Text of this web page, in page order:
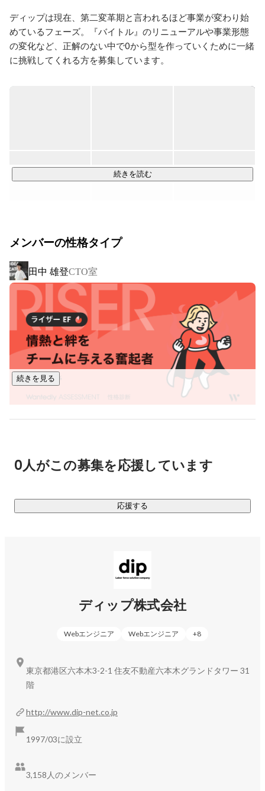
ディップは現在、第二変革期と言われるほど事業が変わり始
めているフェーズ。『バイトル』のリニューアルや事業形態
の変化など、正解のない中で0から型を作っていくために一緒
に挑戦してくれる方を募集しています。
大規模な環境でユーザーの「はたらく」課題に挑戦中！
『バイトル』や『スポットバイトル』などのプロダクトはス
クラム開発を行い、小さく早く開発することでユーザーへの
価値を追求しています。
5年で組織規模は2倍。開発生産性は1.5倍まで上昇するなど絶
賛成長中。
『スポットバイトル』『バイトルトーク』『dip AI AGENT』
の3つのプロダクトを1年でリリースするなど、スピード感の
続きを読む
メンバーの性格タイプ
田中 雄登CTO室
続きを見る
0人がこの募集を応援しています
応援する
ディップ株式会社
Webエンジニア Webエンジニア +8
http://www.dip-net.co.jp
1997/03に設立
3,158人のメンバー
東京都港区六本木3-2-1 住友不動産六本木グランドタワー 31
階